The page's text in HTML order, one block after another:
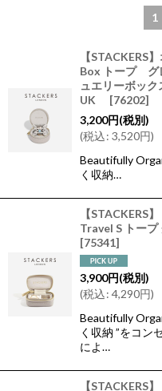
1
【
Box トープ
ュエリーボッ
UK
[76202]
3,200円(税別)
(税込: 3,520円)
Beautifully
く収納…
【STACKERS
Travel S トープ
[75341]
3,900円(税別)
(税込: 4,290円)
Beautifully
く収納 ”をコン
によ…
【STACKERS